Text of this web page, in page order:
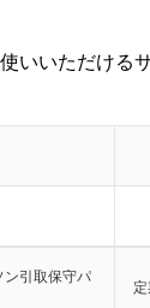
いいただける
ン引取保守パ